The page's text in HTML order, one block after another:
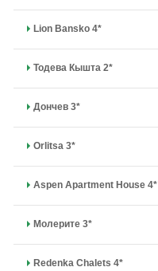
Lion Bansko 4*
Тодева Кышта 2*
Дончев 3*
Orlitsa 3*
Aspen Apartment House 4*
Молерите 3*
Redenka Chalets 4*